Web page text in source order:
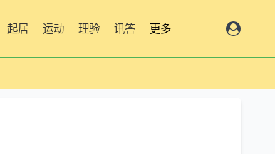
起居 运动 理验 讯答 更多